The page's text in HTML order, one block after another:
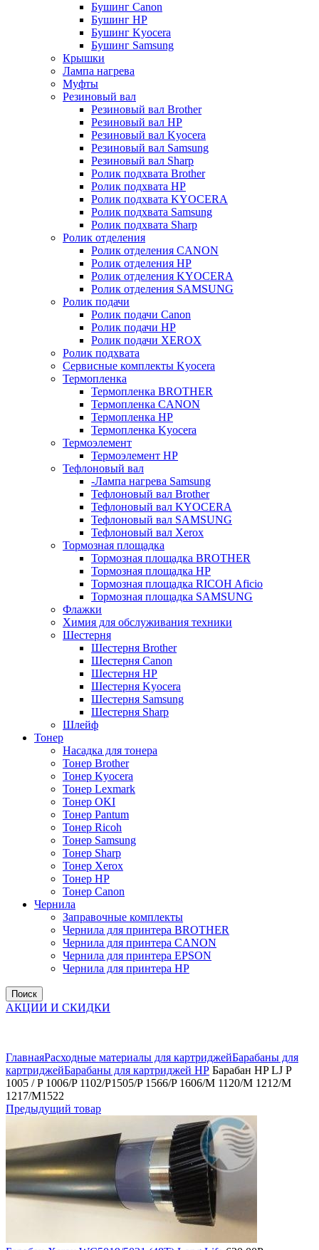
Бушинг Canon
Бушинг HP
Бушинг Kyocera
Бушинг Samsung
Крышки
Лампа нагрева
Муфты
Резиновый вал
Резиновый вал Brother
Резиновый вал HP
Резиновый вал Kyocera
Резиновый вал Samsung
Резиновый вал Sharp
Ролик подхвата Brother
Ролик подхвата HP
Ролик подхвата KYOCERA
Ролик подхвата Samsung
Ролик подхвата Sharp
Ролик отделения
Ролик отделения CANON
Ролик отделения HP
Ролик отделения KYOCERA
Ролик отделения SAMSUNG
Ролик подачи
Ролик подачи Canon
Ролик подачи HP
Ролик подачи XEROX
Ролик подхвата
Сервисные комплекты Kyocera
Термопленка
Термопленка BROTHER
Термопленка CANON
Термопленка HP
Термопленка Kyocera
Термоэлемент
Термоэлемент НР
Тефлоновый вал
-Лампа нагрева Samsung
Тефлоновый вал Brother
Тефлоновый вал KYOCERA
Тефлоновый вал SAMSUNG
Тефлоновый вал Xerox
Тормозная площадка
Тормозная площадка BROTHER
Тормозная площадка HP
Тормозная площадка RICOH Aficio
Тормозная площадка SAMSUNG
Флажки
Химия для обслуживания техники
Шестерня
Шестерня Brother
Шестерня Canon
Шестерня HP
Шестерня Kyocera
Шестерня Samsung
Шестерня Sharp
Шлейф
Тонер
Насадка для тонера
Тонер Brother
Тонер Kyocera
Тонер Lexmark
Тонер OKI
Тонер Pantum
Тонер Ricoh
Тонер Samsung
Тонер Sharp
Тонер Xerox
Тонер НР
Тонер Саnon
Чернила
Заправочные комплекты
Чернила для принтера BROTHER
Чернила для принтера CANON
Чернила для принтера EPSON
Чернила для принтера HP
Поиск
АКЦИИ И СКИДКИ
ГлавнаяРасходные материалы для картриджейБарабаны для
картриджейБарабаны для картриджей НР Барабан HP LJ P
1005 / P 1006/P 1102/P1505/P 1566/P 1606/M 1120/M 1212/M
1217/M1522
Предыдущий товар